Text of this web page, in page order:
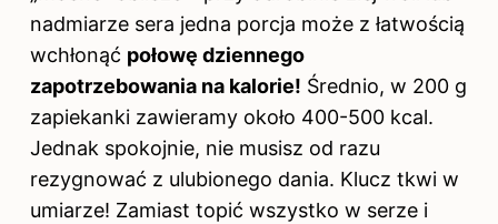
nadmiarze sera jedna porcja może z łatwością
wchłonąć połowę dziennego
zapotrzebowania na kalorie! Średnio, w 200 g
zapiekanki zawieramy około 400-500 kcal.
Jednak spokojnie, nie musisz od razu
rezygnować z ulubionego dania. Klucz tkwi w
umiarze! Zamiast topić wszystko w serze i